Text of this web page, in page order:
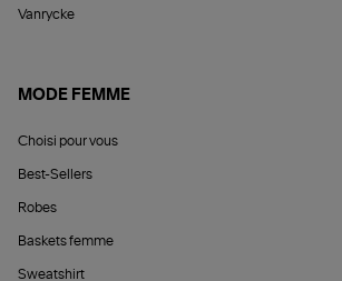
Vanrycke
MODE FEMME
Choisi pour vous
Best-Sellers
Robes
Baskets femme
Sweatshirt